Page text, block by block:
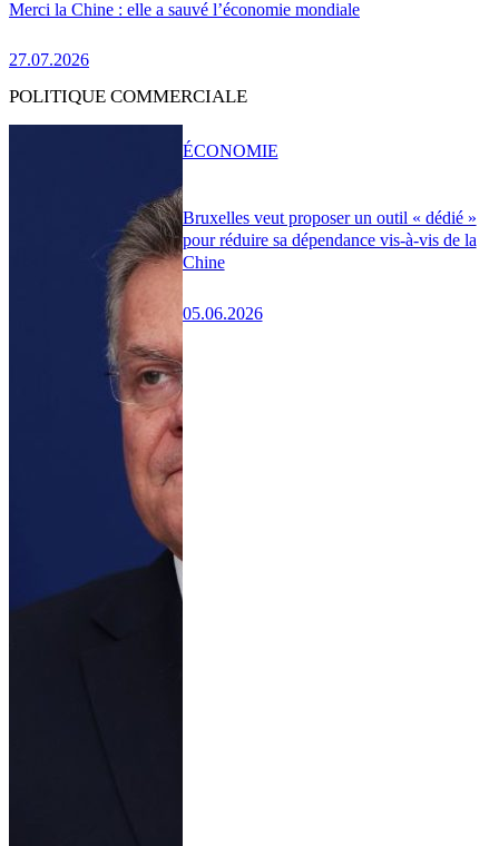
Merci la Chine : elle a sauvé l’économie mondiale
27.07.2026
POLITIQUE COMMERCIALE
Bruxelles veut proposer un outil « dédié »
pour réduire sa dépendance vis-à-vis de la
Chine
05.06.2026
ÉCONOMIE